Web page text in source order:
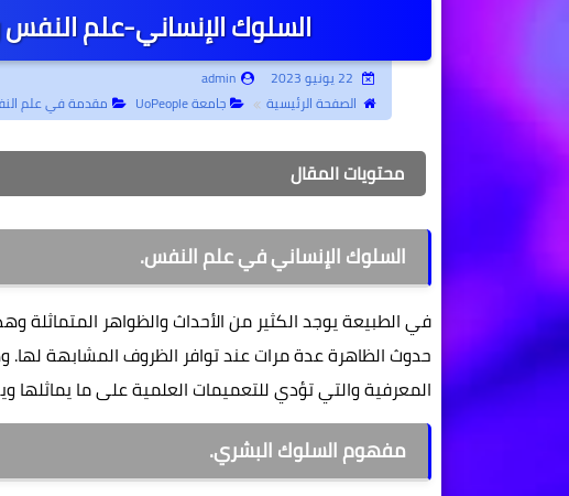
السلوك الإنساني-علم
admin
الصفحة الرئيسية
جامعة UoPeople مقدمة في علم
محتويات المقال
السلوك الإنساني في علم النفس.
في الطبيعة يوجد الكثير من الأحداث والظواهر
حدوث الظاهرة عدة مرات عند توافر الظروف المشابهة لها.
المعرفية والتي تؤدي للتعميمات العلمية على ما
مفهوم السلوك البشري.